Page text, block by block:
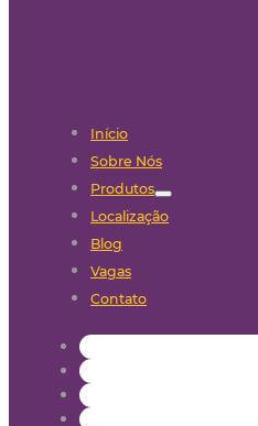
Início
Sobre Nós
Produtos
Localização
Blog
Vagas
Contato